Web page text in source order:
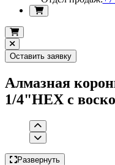
Оставить заявку
Алмазная
1/4"HEX с
Развернуть